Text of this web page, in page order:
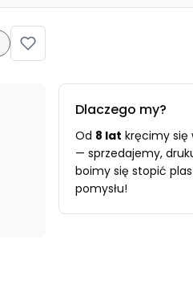
Dlaczego my?
Od 8 lat kręcimy się
— sprzedajemy,
boimy się stopić
pomysłu!